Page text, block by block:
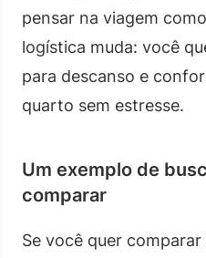
pensar na viagem
logística muda: você
para descanso e
quarto sem estresse.
Um exemplo de
comparar
Se você quer